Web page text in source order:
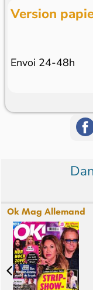
Version
Envoi 24-48h
Ok Mag Allemand